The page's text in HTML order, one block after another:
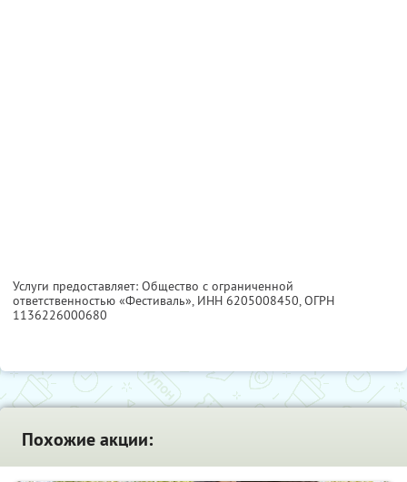
Услуги предоставляет: Общество с ограниченной
ответственностью «Фестиваль», ИНН 6205008450, ОГРН
1136226000680
Похожие акции: